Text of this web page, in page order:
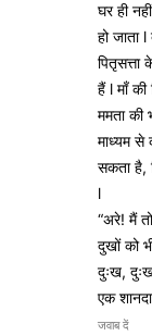
घर ही
हो जाता
हैं l माँ
ममता की
माध्यम से
सकता है,
l
“अरे! मैं
दुखों को
दुःख,
एक
जवाब दें